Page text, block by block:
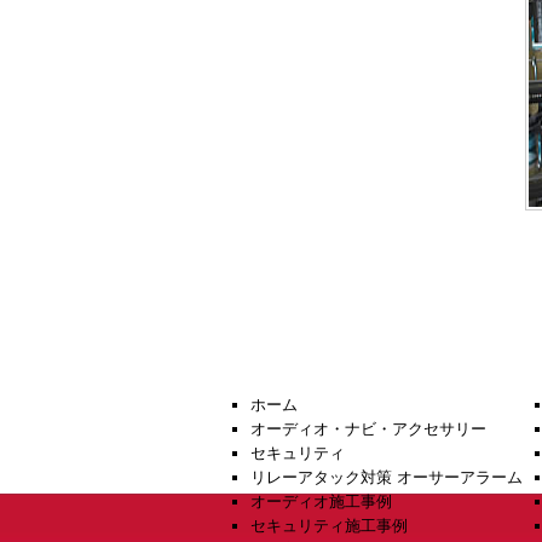
ホーム
オーディオ・ナビ・アクセサリー
セキュリティ
リレーアタック対策 オーサーアラーム
オーディオ施工事例
セキュリティ施工事例